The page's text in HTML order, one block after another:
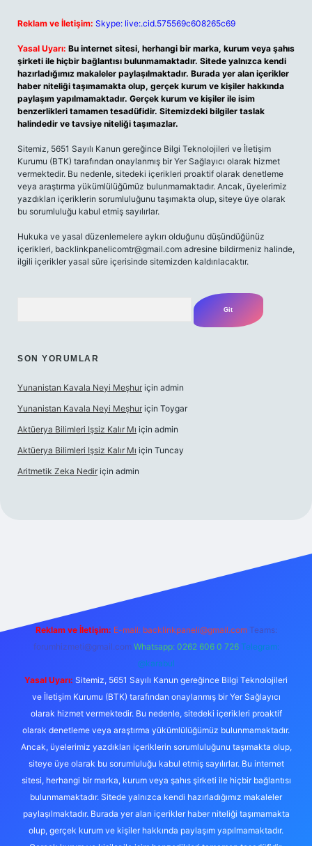
Reklam ve İletişim: Skype: live:.cid.575569c608265c69
Yasal Uyarı: Bu internet sitesi, herhangi bir marka, kurum veya şahıs
şirketi ile hiçbir bağlantısı bulunmamaktadır. Sitede yalnızca kendi
hazırladığımız makaleler paylaşılmaktadır. Burada yer alan içerikler
haber niteliği taşımamakta olup, gerçek kurum ve kişiler hakkında
paylaşım yapılmamaktadır. Gerçek kurum ve kişiler ile isim
benzerlikleri tamamen tesadüfidir. Sitemizdeki bilgiler taslak
halindedir ve tavsiye niteliği taşımazlar.
Sitemiz, 5651 Sayılı Kanun gereğince Bilgi Teknolojileri ve İletişim
Kurumu (BTK) tarafından onaylanmış bir Yer Sağlayıcı olarak hizmet
vermektedir. Bu nedenle, sitedeki içerikleri proaktif olarak denetleme
veya araştırma yükümlülüğümüz bulunmamaktadır. Ancak, üyelerimiz
yazdıkları içeriklerin sorumluluğunu taşımakta olup, siteye üye olarak
bu sorumluluğu kabul etmiş sayılırlar.
Hukuka ve yasal düzenlemelere aykırı olduğunu düşündüğünüz
içerikleri, backlinkpanelicomtr@gmail.com adresine bildirmeniz halinde,
ilgili içerikler yasal süre içerisinde sitemizden kaldırılacaktır.
SON YORUMLAR
Yunanistan Kavala Neyi Meşhur için admin
Yunanistan Kavala Neyi Meşhur için Toygar
Aktüerya Bilimleri Işsiz Kalır Mı için admin
Aktüerya Bilimleri Işsiz Kalır Mı için Tuncay
Aritmetik Zeka Nedir için admin
Reklam ve İletişim: E-mail: backlinkpaneli@gmail.com Teams:
forumhizmeti@gmail.com Whatsapp: 0262 606 0 726 Telegram:
@karabul
Yasal Uyarı: Sitemiz, 5651 Sayılı Kanun gereğince Bilgi Teknolojileri
ve İletişim Kurumu (BTK) tarafından onaylanmış bir Yer Sağlayıcı
olarak hizmet vermektedir. Bu nedenle, sitedeki içerikleri proaktif
olarak denetleme veya araştırma yükümlülüğümüz bulunmamaktadır.
Ancak, üyelerimiz yazdıkları içeriklerin sorumluluğunu taşımakta olup,
siteye üye olarak bu sorumluluğu kabul etmiş sayılırlar. Bu internet
sitesi, herhangi bir marka, kurum veya şahıs şirketi ile hiçbir bağlantısı
bulunmamaktadır. Sitede yalnızca kendi hazırladığımız makaleler
paylaşılmaktadır. Burada yer alan içerikler haber niteliği taşımamakta
olup, gerçek kurum ve kişiler hakkında paylaşım yapılmamaktadır.